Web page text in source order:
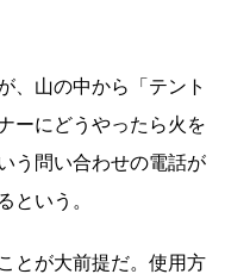
、山の中から「テント
ーにどうやったら火を
う問い合わせの電話が
という。
とが大前提だ。使用方